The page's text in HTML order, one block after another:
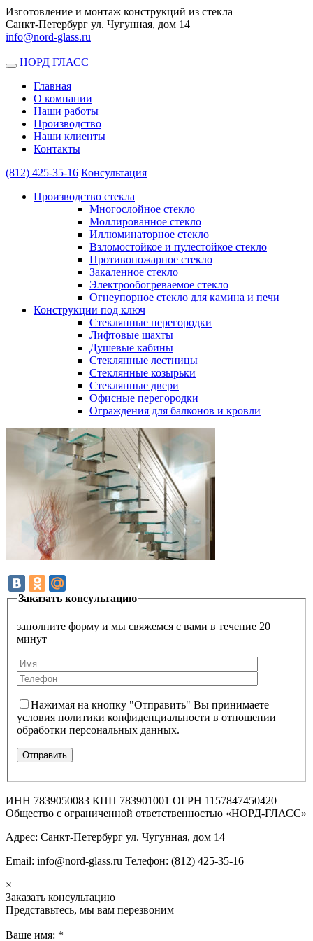
Изготовление и монтаж конструкций из стекла
Санкт-Петербург ул. Чугунная, дом 14
info@nord-glass.ru
Toggle
navigation
НОРД ГЛАСС
Главная
О компании
Наши работы
Производство
Наши клиенты
Контакты
(812) 425-35-16 Консультация
Производство стекла
Многослойное стекло
Моллированное стекло
Иллюминаторное стекло
Взломостойкое и пулестойкое стекло
Противопожарное стекло
Закаленное стекло
Электрообогреваемое стекло
Огнеупорное стекло для камина и печи
Конструкции под ключ
Стеклянные перегородки
Лифтовые шахты
Душевые кабины
Cтеклянные лестницы
Cтеклянные козырьки
Cтеклянные двери
Офисные перегородки
Ограждения для балконов и кровли
Заказать консультацию
заполните форму и мы свяжемся с вами в течение 20
минут
Нажимая на кнопку "Отправить" Вы принимаете
условия политики конфиденциальности в отношении
обработки персональных данных.
ИНН 7839050083 КПП 783901001 ОГРН 1157847450420
Общество с ограниченной ответственностью «НОРД-ГЛАСС»
Адрес: Санкт-Петербург ул. Чугунная, дом 14
Email: info@nord-glass.ru Телефон: (812) 425-35-16
×
Заказать консультацию
Представьтесь, мы вам перезвоним
Ваше имя: *